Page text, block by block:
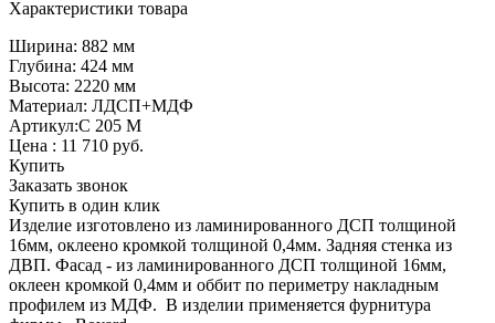
Характеристики товара
Ширина: 882 мм
Глубина: 424 мм
Высота: 2220 мм
Материал: ЛДСП+МДФ
Артикул:С 205 М
Цена : 11 710 руб.
Купить
Заказать звонок
Купить в один клик
Изделие изготовлено из ламинированного ДСП толщиной
16мм, оклеено кромкой толщиной 0,4мм. Задняя стенка из
ДВП. Фасад - из ламинированного ДСП толщиной 16мм,
оклеен кромкой 0,4мм и оббит по периметру накладным
профилем из МДФ. В изделии применяется фурнитура